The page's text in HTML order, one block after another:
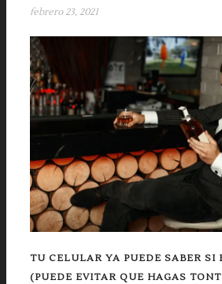
febrero 23, 2021
TU CELULAR YA PUEDE SABER SI
(PUEDE EVITAR QUE HAGAS